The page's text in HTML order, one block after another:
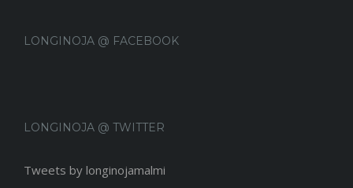
LONGINOJA @ FACEBOOK
LONGINOJA @ TWITTER
Tweets by longinojamalmi